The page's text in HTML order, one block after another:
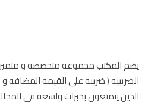
يضم المكتب مجموعه متخصصه و
الضريبيه ( ضريبه على القيمه المضافه
الذين يتمتعون بخبرات واسعه فى